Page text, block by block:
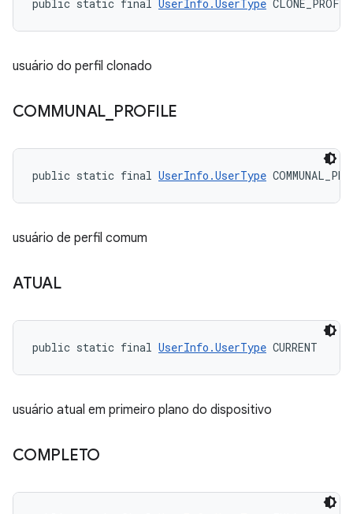
public static final UserInfo.UserType
usuário do perfil clonado
COMMUNAL PROFILE
public static final UserInfo.UserType
usuário de perfil comum
ATUAL
public static final UserInfo.UserType CURRENT
usuário atual em primeiro plano do dispositivo
COMPLETO